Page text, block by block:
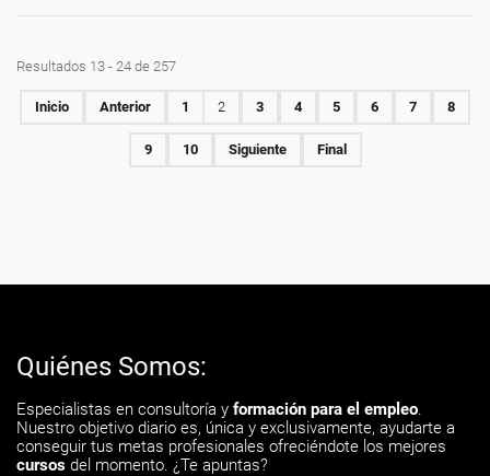
Resultados 13 - 24 de 257
Inicio Anterior 1 2 3 4 5 6 7 8
9 10 Siguiente Final
Quiénes Somos:
Especialistas en consultoría y formación para el empleo.
Nuestro objetivo diario es, única y exclusivamente, ayudarte a
conseguir tus metas profesionales ofreciéndote los mejores
cursos del momento. ¿Te apuntas?